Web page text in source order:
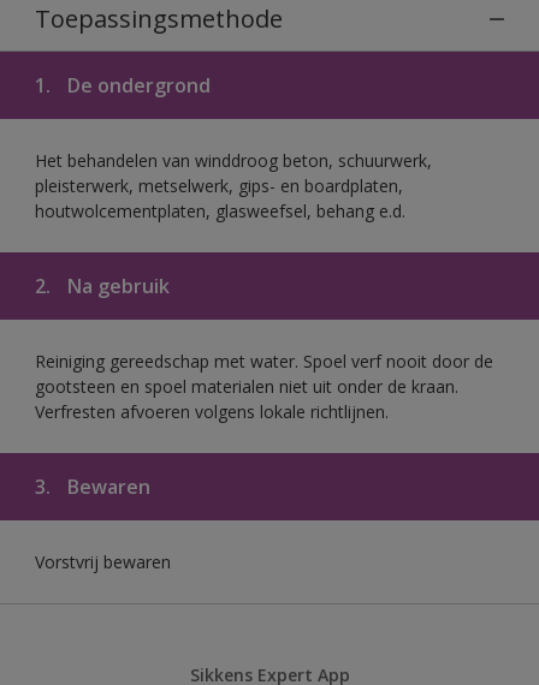
Toepassingsmethode
1. De ondergrond
Het behandelen van winddroog beton, schuurwerk,
pleisterwerk, metselwerk, gips- en boardplaten,
houtwolcementplaten, glasweefsel, behang e.d.
2. Na gebruik
Reiniging gereedschap met water. Spoel verf nooit door de
gootsteen en spoel materialen niet uit onder de kraan.
Verfresten afvoeren volgens lokale richtlijnen.
3. Bewaren
Vorstvrij bewaren
Sikkens Expert App